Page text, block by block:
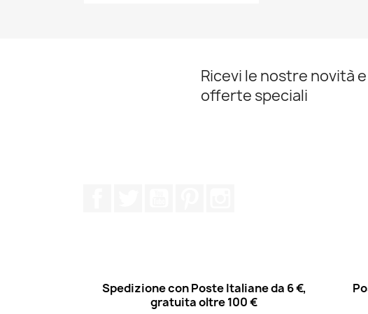
Ricevi le nostre novità
offerte speciali
Spedizione con Poste Italiane da 6 €,
gratuita oltre 100 €